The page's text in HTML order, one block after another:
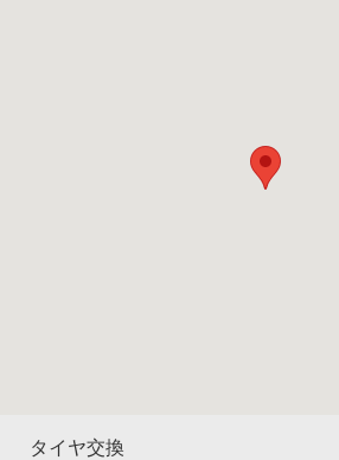
タイヤ交換